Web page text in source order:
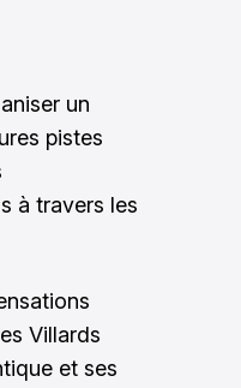
un
pistes
à travers les
Villards
et ses